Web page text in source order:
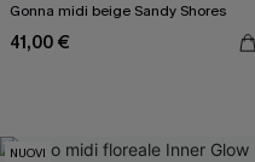
Gonna midi beige Sandy Shores
41,00 €
NUOVI